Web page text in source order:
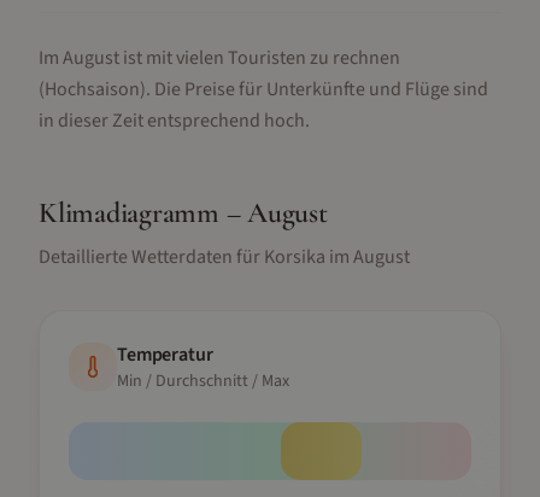
Im August ist mit vielen Touristen zu rechnen
(Hochsaison). Die Preise für Unterkünfte und Flüge sind
in dieser Zeit entsprechend hoch.
Klimadiagramm –August
Detaillierte Wetterdaten fürKorsika imAugust
Temperatur
Min / Durchschnitt / Max